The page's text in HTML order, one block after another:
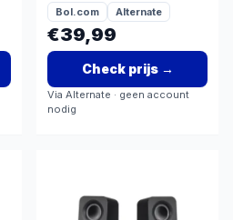
responsief tracking
Bol.com Alternate
€39,99
Check prijs→
Via Alternate · geen account
nodig